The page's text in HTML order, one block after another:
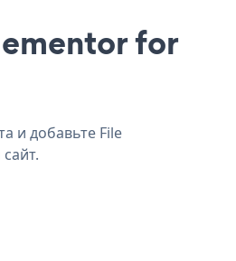
for
и добавьте File